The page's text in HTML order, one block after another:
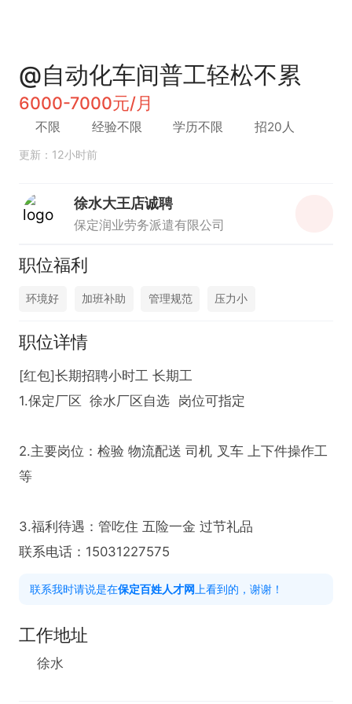
@自动化车间普工轻松不累
6000-7000元/月
不限 经验不限 学历不限 招20人
更新：12小时前
徐水大王店诚聘
保定润业劳务派遣有限公司
职位福利
环境好 加班补助 管理规范 压力小
职位详情
[红包]长期招聘小时工 长期工
1.保定厂区  徐水厂区自选  岗位可指定
2.主要岗位：检验 物流配送 司机 叉车 上下件操作工
等
3.福利待遇：管吃住 五险一金 过节礼品
联系电话：15031227575
联系我时请说是在保定百姓人才网 上看到的，谢谢！
工作地址
徐水